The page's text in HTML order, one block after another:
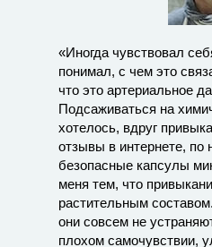
«Иногда чувствовал
понимал, с чем это
что это артериальное
Подсаживаться на
хотелось, вдруг
отзывы в интернете,
безопасные капсулы
меня тем, что
растительным
они совсем не
плохом самочувствии,